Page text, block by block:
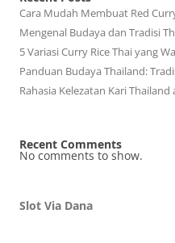
Cara Mudah Membuat Red
Mengenal Budaya dan Tradisi
5 Variasi Curry Rice Thai yang
Panduan Budaya Thailand:
Rahasia Kelezatan Kari
Recent Comments
No comments to show.
Slot Via Dana